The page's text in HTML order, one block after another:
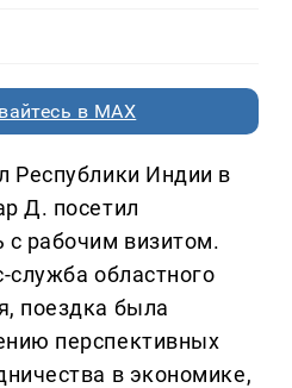
в MAX
Республики Индии в
Д. посетил
рабочим визитом.
служба областного
поездка была
перспективных
в экономике,